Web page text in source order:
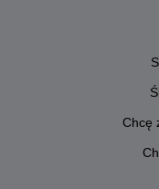
Chcę